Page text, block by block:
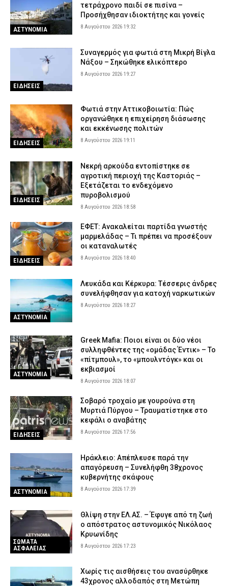
ΑΣΤΥΝΟΜΙΑ
τετράχρονο παιδί σε πισίνα –
Προσήχθησαν ιδιοκτήτης και γονείς
8 Αυγούστου 2026 19:32
ΕΙΔΗΣΕΙΣ
Συναγερμός για φωτιά στη Μικρή Βίγλα
Νάξου – Σηκώθηκε ελικόπτερο
8 Αυγούστου 2026 19:27
ΕΙΔΗΣΕΙΣ
Φωτιά στην Αττικοβοιωτία: Πώς
οργανώθηκε η επιχείρηση διάσωσης
και εκκένωσης πολιτών
8 Αυγούστου 2026 19:11
ΕΙΔΗΣΕΙΣ
Νεκρή αρκούδα εντοπίστηκε σε
αγροτική περιοχή της Καστοριάς –
Εξετάζεται το ενδεχόμενο
πυροβολισμού
8 Αυγούστου 2026 18:58
ΕΙΔΗΣΕΙΣ
ΕΦΕΤ: Ανακαλείται παρτίδα γνωστής
μαρμελάδας – Τι πρέπει να προσέξουν
οι καταναλωτές
8 Αυγούστου 2026 18:40
ΑΣΤΥΝΟΜΙΑ
Λευκάδα και Κέρκυρα: Τέσσερις άνδρες
συνελήφθησαν για κατοχή ναρκωτικών
8 Αυγούστου 2026 18:27
ΑΣΤΥΝΟΜΙΑ
Greek Mafia: Ποιοι είναι οι δύο νέοι
συλληφθέντες της «ομάδας Έντικ» – Το
«πίτμπουλ», το «μπουλντόγκ» και οι
εκβιασμοί
8 Αυγούστου 2026 18:07
ΕΙΔΗΣΕΙΣ
Σοβαρό τροχαίο με γουρούνα στη
Μυρτιά Πύργου – Τραυματίστηκε στο
κεφάλι ο αναβάτης
8 Αυγούστου 2026 17:56
ΑΣΤΥΝΟΜΙΑ
Ηράκλειο: Απέπλευσε παρά την
απαγόρευση – Συνελήφθη 38χρονος
κυβερνήτης σκάφους
8 Αυγούστου 2026 17:39
ΣΩΜΑΤΑ
ΑΣΦΑΛΕΙΑΣ
Θλίψη στην ΕΛ.ΑΣ. – Έφυγε από τη ζωή
ο απόστρατος αστυνομικός Νικόλαος
Κρυωνίδης
8 Αυγούστου 2026 17:23
Χωρίς τις αισθήσεις του ανασύρθηκε
43χρονος αλλοδαπός στη Μετώπη